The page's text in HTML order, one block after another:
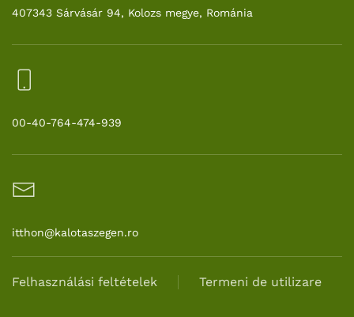
407343 Sárvásár 94, Kolozs megye, Románia
00-40-764-474-939
itthon@kalotaszegen.ro
Felhasználási feltételek Termeni de utilizare